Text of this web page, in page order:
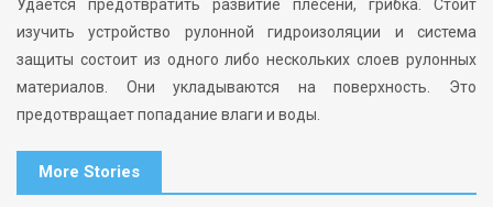
Удается предотвратить развитие плесени, грибка. Стоит
изучить устройство рулонной гидроизоляции и система
защиты состоит из одного либо нескольких слоев рулонных
материалов. Они укладываются на поверхность. Это
предотвращает попадание влаги и воды.
More Stories